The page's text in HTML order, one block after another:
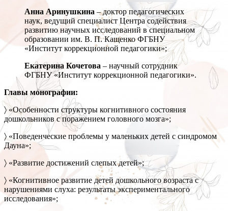
Анна Аринушкина – доктор педагогических
наук, ведущий специалист Центра содействия
развитию научных исследований в специальном
образовании им. В. П. Кащенко ФГБНУ
«Институт коррекционной педагогики»;
Екатерина Кочетова – научный сотрудник
ФГБНУ «Институт коррекционной педагогики».
Главы монографии:
〉 «Особенности структуры когнитивного состояния
дошкольников с поражением головного мозга»;
〉 «Поведенческие проблемы у маленьких детей с синдромом
Дауна»;
〉 «Развитие достижений слепых детей»;
〉 «Когнитивное развитие детей дошкольного возраста с
нарушениями слуха: результаты экспериментального
исследования»;